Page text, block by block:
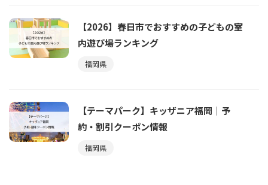
【2026】春日市でおすすめの子どもの室
内遊び場ランキング
福岡県
【テーマパーク】キッザニア福岡｜予
約・割引クーポン情報
福岡県